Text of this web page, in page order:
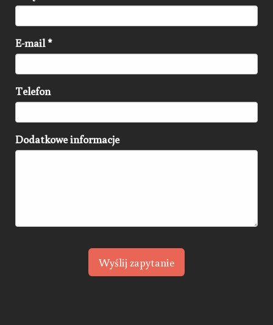
E-mail*
Telefon
Dodatkowe informacje